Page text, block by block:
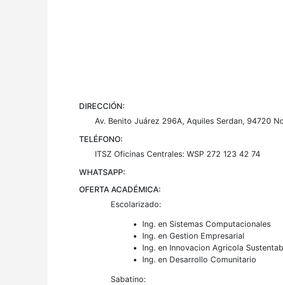
DIRECCIÓN:
Av. Benito Juárez 296A, Aquiles Serdan, 94720
TELÉFONO:
ITSZ Oficinas Centrales: WSP 272 123 42 74
WHATSAPP:
OFERTA ACADÉMICA:
Escolarizado:
Ing. en Sistemas Computacionales
Ing. en Gestion Empresarial
Ing. en Innovacion Agricola
Ing. en Desarrollo Comunitario
Sabatino: